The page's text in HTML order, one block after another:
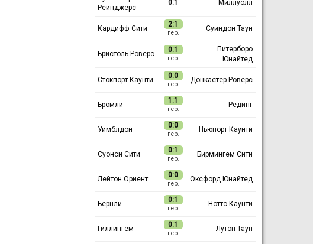
Рейнджерс
0:1 Миллуолл
Кардифф Сити 2:1
пер.
Суиндон Таун
Бристоль Роверс 0:1
пер.
Питерборо
Юнайтед
Стокпорт Каунти 0:0
пер.
Донкастер Роверс
Бромли 1:1
пер.
Рединг
Уимблдон 0:0
пер.
Ньюпорт Каунти
Суонси Сити 0:1
пер.
Бирмингем Сити
Лейтон Ориент 0:0
пер.
Оксфорд Юнайтед
Бёрнли 0:1
пер.
Ноттс Каунти
Гиллингем 0:1
пер.
Лутон Таун